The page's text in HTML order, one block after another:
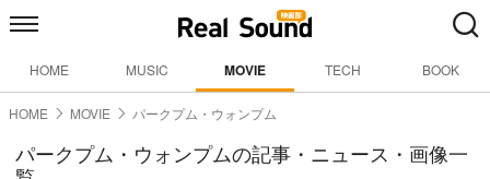
HOME MUSIC MOVIE TECH BOOK
HOME MOVIE パークプム・ウォンプム
パークプム・ウォンプムの記事・ニュース・画像一